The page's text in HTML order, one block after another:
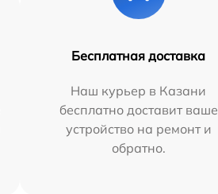
Бесплатная доставка
Наш курьер в Казани
бесплатно доставит ваше
устройство на ремонт и
обратно.